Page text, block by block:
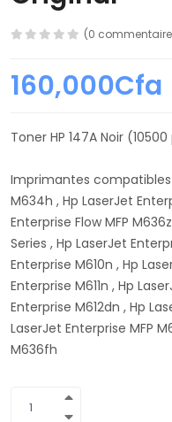
(0
160,000Cfa
Toner HP 147A Noir
Imprimantes compatibles
M634h , Hp LaserJet
Enterprise Flow MFP
Series , Hp LaserJet
Enterprise M610n , Hp
Enterprise M611n , Hp
Enterprise M612dn , Hp
LaserJet Enterprise MFP
M636fh